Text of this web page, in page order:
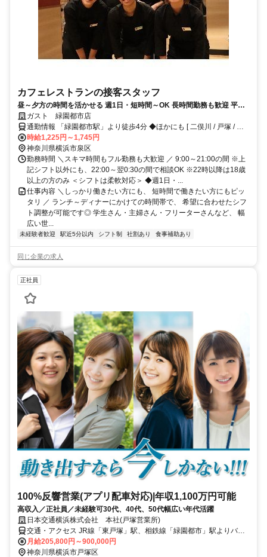
カフェレストランの接客スタッフ
昼～夕方の時間を活かせる 週1日・短時間～OK 長時間勤務も歓迎 平日
だけ・土日だけもOK◎交通費支給や食事補助など待遇充実で、未経験で
も安心スタート
ガスト 緑園都市店
通勤情報 「緑園都市駅」より徒歩4分 ◆ほかにも [ 二俣川 / 戸塚 / 東
戸塚 / 弥生台 ] からも自転車で14～26分程度!!※自転車 / 車 / バイク通
勤OK
時給1,225円～1,745円
神奈川県横浜市泉区
勤務時間 ＼スキマ時間もフル勤務も大歓迎 ／ 9:00～21:00の間 ※上
記シフト以外にも、22:00～翌0:30の間で相談OK ※22時以降は18歳
以上の方のみ ＜シフトは柔軟対応＞ ◆週1日・...
仕事内容 ＼しっかり働きたい方にも、 短時間で働きたい方にもピッ
タリ ／ ランチ～ディナーにかけての時間帯で、 希望に合わせたシフ
ト調整が可能です◎ 学生さん・主婦さん・フリーターさんなど、 幅
広い世...
未経験者歓迎 駅近5分以内 シフト制 社割あり 食事補助あり
同じ企業の求人
正社員
100%反響営業(アプリ配車対応)|年収1,100万円可能
高収入／正社員／未経験可30代、40代、50代幅広い年代活躍
日本交通横浜株式会社 本社(戸塚営業所)
交通・アクセス JR線「東戸塚」駅、相鉄線「緑園都市」駅よりバス
で10分 妙法寺バス停下車徒歩5分
月給205,800円～900,000円
神奈川県横浜市戸塚区